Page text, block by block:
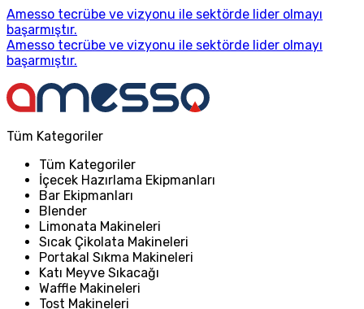
Amesso tecrübe ve vizyonu ile sektörde lider olmayı
başarmıştır.
Amesso tecrübe ve vizyonu ile sektörde lider olmayı
başarmıştır.
Tüm Kategoriler
Tüm Kategoriler
İçecek Hazırlama Ekipmanları
Bar Ekipmanları
Blender
Limonata Makineleri
Sıcak Çikolata Makineleri
Portakal Sıkma Makineleri
Katı Meyve Sıkacağı
Waffle Makineleri
Tost Makineleri